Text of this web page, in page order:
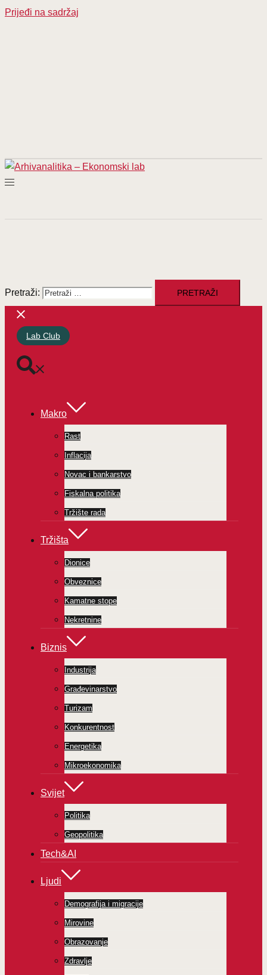
Prijeđi na sadržaj
Pretraži:
Lab Club
Makro
Rast
Inflacija
Novac i bankarstvo
Fiskalna politika
Tržište rada
Tržišta
Dionice
Obveznice
Kamatne stope
Nekretnine
Biznis
Industrija
Građevinarstvo
Turizam
Konkurentnost
Energetika
Mikroekonomika
Svijet
Politika
Geopolitika
Tech&AI
Ljudi
Demografija i migracije
Mirovine
Obrazovanje
Zdravlje